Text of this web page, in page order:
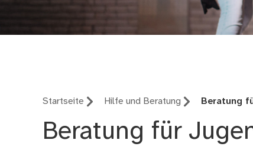
Startseite Hilfe und Beratung Beratung
Beratung für